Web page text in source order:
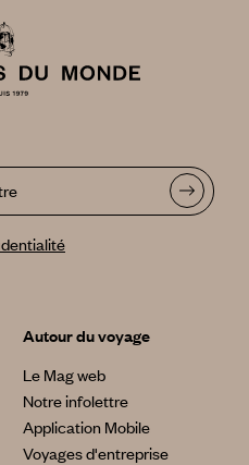
Autour du voyage
Le Mag web
Notre infolettre
Application Mobile
Voyages d'entreprise